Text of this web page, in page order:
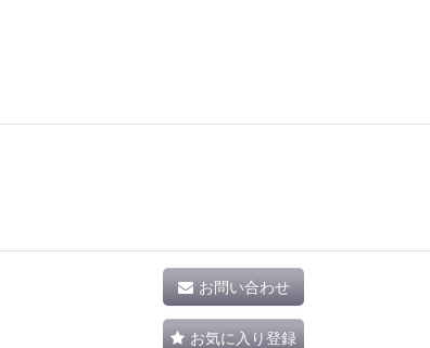
お問い合わせ
お気に入り登録